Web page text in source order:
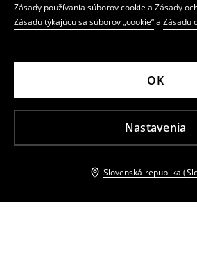
Zásady používania súborov cookie a Zásady
Zásadu týkajúcu sa súborov „cookie“a Zásadu
Nastavenia
OK
Slovenská republika